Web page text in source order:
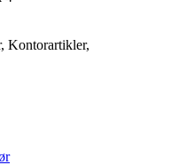
Kontorartikler,